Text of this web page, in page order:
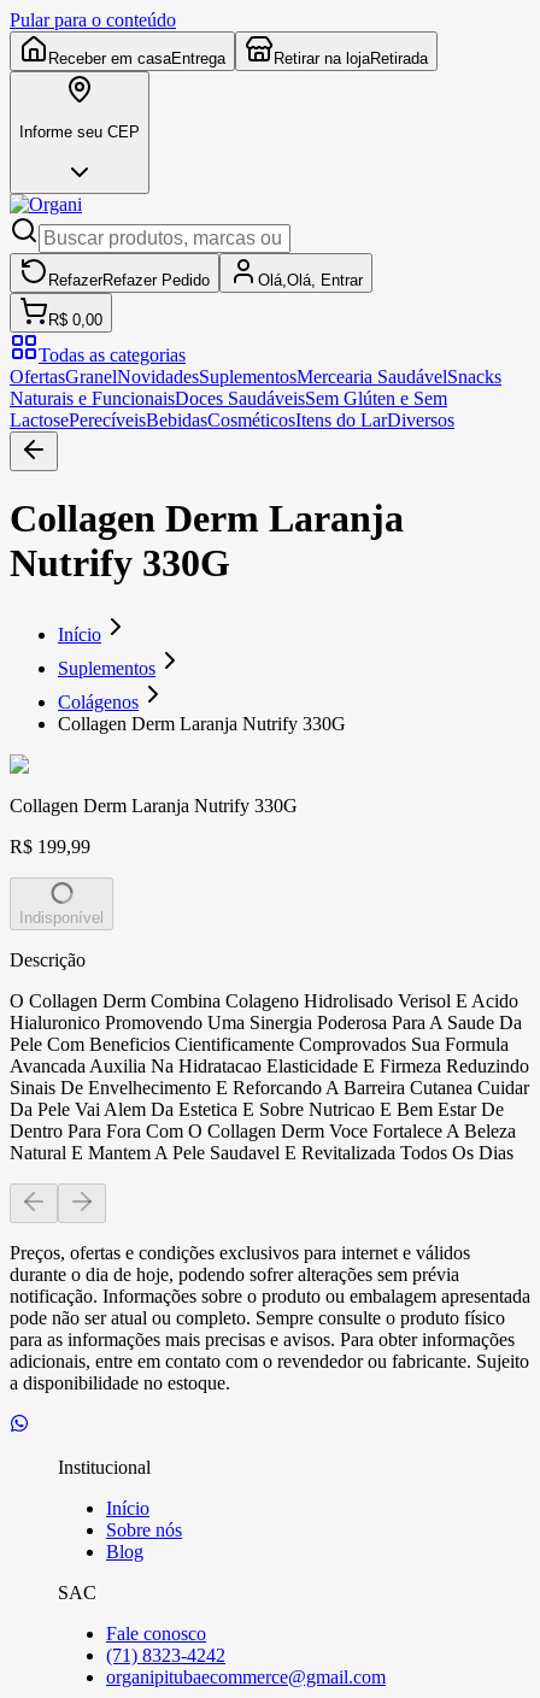
Pular para o conteúdo
Receber em casaEntrega Retirar na lojaRetirada
Informe seu CEP
RefazerRefazer Pedido Olá, Olá, Entrar
R$ 0,00
Todas as categorias
OfertasGranelNovidadesSuplementosMercearia SaudávelSnacks
Naturais e FuncionaisDoces SaudáveisSem Glúten e Sem
LactosePerecíveisBebidasCosméticosItens do LarDiversos
Collagen Derm Laranja
Nutrify 330G
Início
Suplementos
Colágenos
Collagen Derm Laranja Nutrify 330G
Collagen Derm Laranja Nutrify 330G
R$ 199,99
Indisponível
Descrição
O Collagen Derm Combina Colageno Hidrolisado Verisol E Acido
Hialuronico Promovendo Uma Sinergia Poderosa Para A Saude Da
Pele Com Beneficios Cientificamente Comprovados Sua Formula
Avancada Auxilia Na Hidratacao Elasticidade E Firmeza Reduzindo
Sinais De Envelhecimento E Reforcando A Barreira Cutanea Cuidar
Da Pele Vai Alem Da Estetica E Sobre Nutricao E Bem Estar De
Dentro Para Fora Com O Collagen Derm Voce Fortalece A Beleza
Natural E Mantem A Pele Saudavel E Revitalizada Todos Os Dias
Preços, ofertas e condições exclusivos para internet e válidos
durante o dia de hoje, podendo sofrer alterações sem prévia
notificação. Informações sobre o produto ou embalagem apresentada
pode não ser atual ou completo. Sempre consulte o produto físico
para as informações mais precisas e avisos. Para obter informações
adicionais, entre em contato com o revendedor ou fabricante. Sujeito
a disponibilidade no estoque.
Institucional
Início
Sobre nós
Blog
SAC
Fale conosco
(71) 8323-4242
organipitubaecommerce@gmail.com